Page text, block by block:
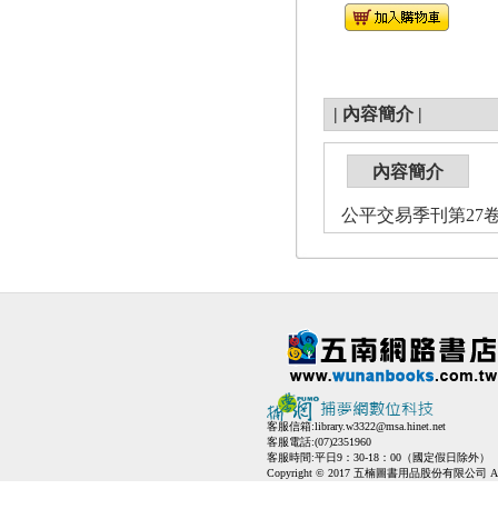
| 內容簡介 |
內容簡介
公平交易季刊第27
客服信箱:library.w3322@msa.hinet.net
客服電話:(07)2351960
客服時間:平日9：30-18：00（國定假日除外）
Copyright © 2017 五楠圖書用品股份有限公司